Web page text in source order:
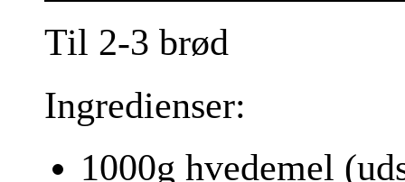
Til 2-3 brød
Ingredienser:
1000g hvedemel